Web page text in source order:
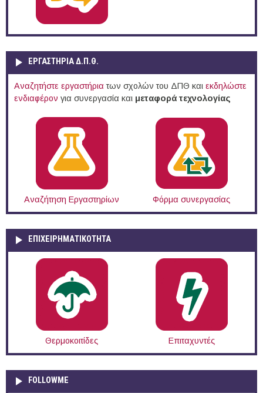
ΕΡΓΑΣΤΗΡΙΑ Δ.Π.Θ.
Αναζητήστε εργαστήρια των σχολών του ΔΠΘ και εκδηλώστε
ενδιαφέρον για συνεργασία και μεταφορά τεχνολογίας
Αναζήτηση Εργαστηρίων Φόρμα συνεργασίας
ΕΠΙΧΕΙΡΗΜΑΤΙΚΟΤΗΤΑ
Θερμοκοιτίδες Επιταχυντές
FOLLOWME